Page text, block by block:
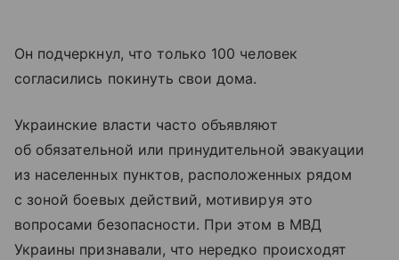
Он подчеркнул, что только 100 человек
согласились покинуть свои дома.
Украинские власти часто объявляют
об обязательной или принудительной эвакуации
из населенных пунктов, расположенных рядом
с зоной боевых действий, мотивируя это
вопросами безопасности. При этом в МВД
Украины признавали, что нередко происходят